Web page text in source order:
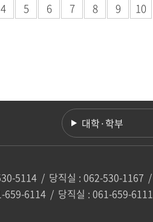
4 5 6 7 8 9 10
대학·학부
5114 / 당직실 : 062-530-1167 /
659-6114 / 당직실 : 061-659-6111